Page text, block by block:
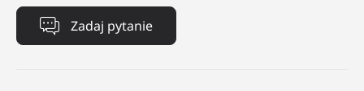
Zadaj pytanie